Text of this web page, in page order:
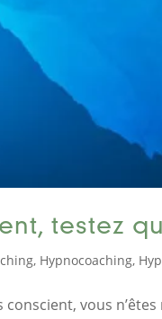
testez
, Hypnocoaching,
vous